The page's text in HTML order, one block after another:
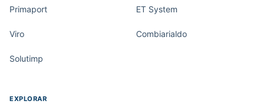
Primaport ET System
Viro Combiarialdo
Solutimp
EXPLORAR